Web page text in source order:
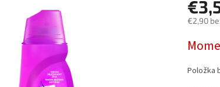
€2,90
cena:
Položka